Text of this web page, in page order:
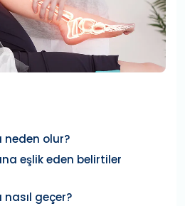
neden olur?
eşlik eden belirtiler
nasıl geçer?